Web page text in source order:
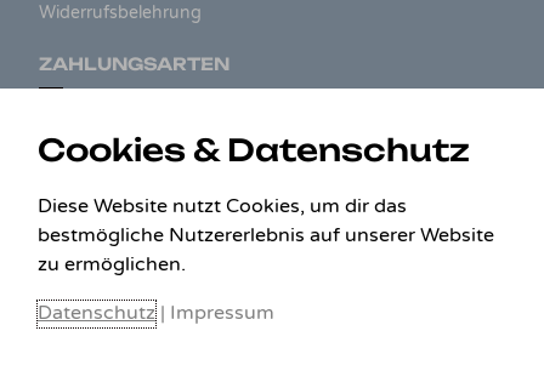
Widerrufsbelehrung
ZAHLUNGSARTEN
Cookies & Datenschutz
Diese Website nutzt Cookies, um dir das
bestmögliche Nutzererlebnis auf unserer Website
zu ermöglichen.
Datenschutz | Impressum